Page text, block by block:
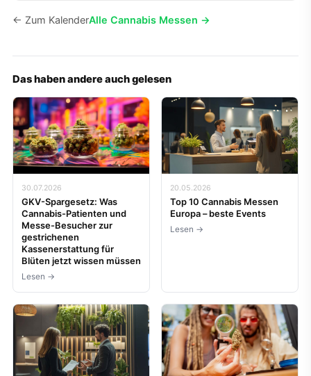
← Zum KalenderAlle Cannabis Messen →
Das haben andere auch gelesen
30.07.2026
GKV-Spargesetz: Was
Cannabis-Patienten und
Messe-Besucher zur
gestrichenen
Kassenerstattung für
Blüten jetzt wissen müssen
Lesen →
20.05.2026
Top 10 Cannabis Messen
Europa – beste Events
Lesen →